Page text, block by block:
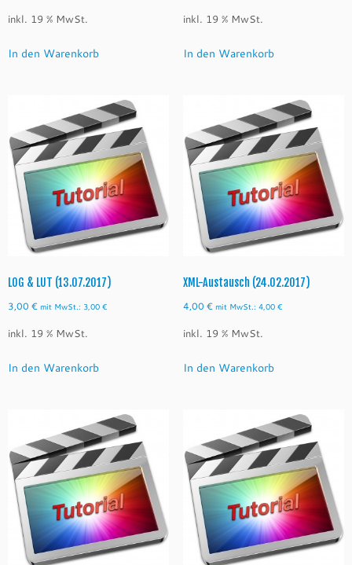
inkl. 19 % MwSt.
In den Warenkorb
inkl. 19 % MwSt.
In den Warenkorb
LOG & LUT (13.07.2017)
3,00 € mit MwSt.: 3,00 €
inkl. 19 % MwSt.
In den Warenkorb
XML-Austausch (24.02.2017)
4,00 € mit MwSt.: 4,00 €
inkl. 19 % MwSt.
In den Warenkorb